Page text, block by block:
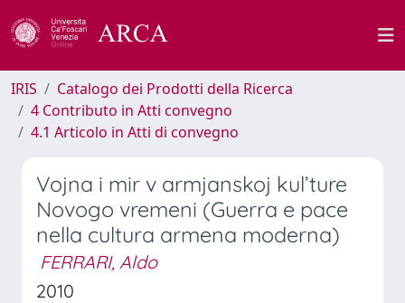
IRIS
Catalogo dei Prodotti della Ricerca
4 Contributo in Atti convegno
4.1 Articolo in Atti di convegno
Vojna i mir v armjanskoj kul’ture
Novogo vremeni (Guerra e pace
nella cultura armena moderna)
FERRARI, Aldo
2010